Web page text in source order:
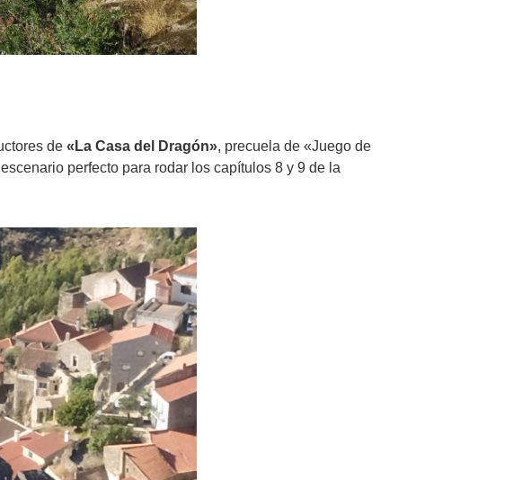
de «La Casa del Dragón», precuela de «Juego de
perfecto para rodar los capítulos 8 y 9 de la